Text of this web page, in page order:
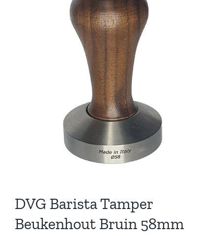
DVG Barista Tamper
Beukenhout Bruin 58mm